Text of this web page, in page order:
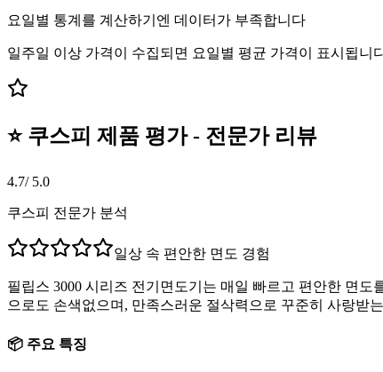
요일별 통계를 계산하기엔 데이터가 부족합니다
일주일 이상 가격이 수집되면 요일별 평균 가격이 표시됩니
⭐ 쿠스피 제품 평가 - 전문가 리뷰
4.7/ 5.0
쿠스피 전문가 분석
일상 속 편안한 면도 경험
필립스 3000 시리즈 전기면도기는 매일 빠르고 편안한 면
으로도 손색없으며, 만족스러운 절삭력으로 꾸준히 사랑받
📦 주요 특징